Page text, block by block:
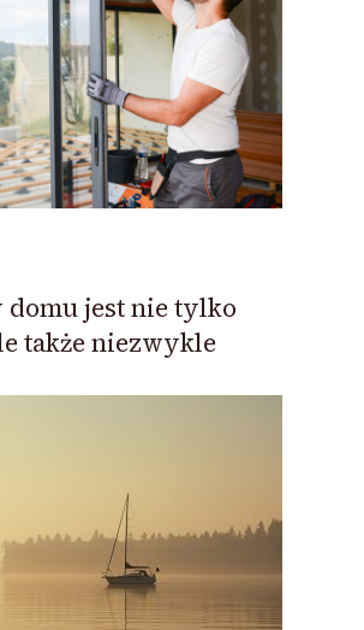
domu jest nie tylko
także niezwykle